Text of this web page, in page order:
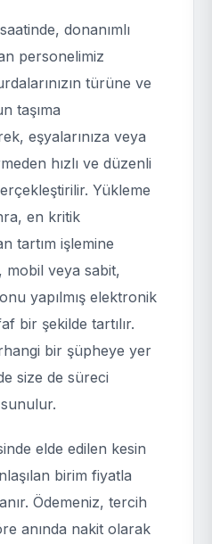
donanımlı
personelimiz
türüne ve
taşıma
eşyalarınıza veya
hızlı ve düzenli
Yükleme
en kritik
tartım işlemine
mobil veya sabit,
yapılmış elektronik
bir şekilde tartılır.
bir şüpheye yer
size de süreci
elde edilen kesin
birim fiyatla
Ödemeniz, tercih
anında nakit olarak